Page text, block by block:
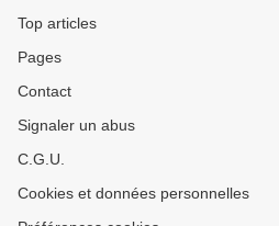
Top articles
Pages
Contact
Signaler un abus
C.G.U.
Cookies et données personnelles